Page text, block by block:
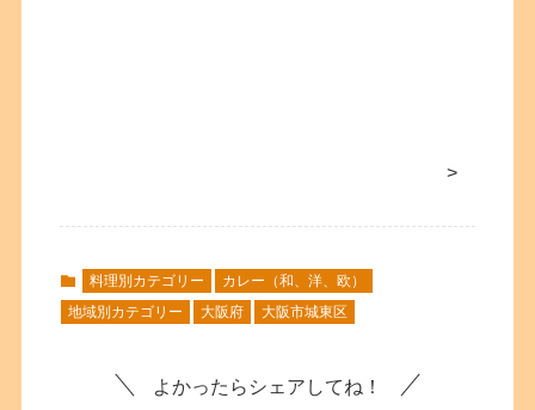
>
料理別カテゴリー
カレー（和、洋、欧）
地域別カテゴリー
大阪府 大阪市城東区
よかったらシェアしてね！